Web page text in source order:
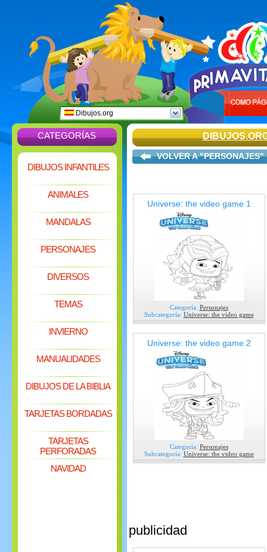
Dibujos.org
CATEGORÍAS
DIBUJOS INFANTILES
ANIMALES
MANDALAS
PERSONAJES
DIVERSOS
TEMAS
INVIERNO
MANUALIDADES
DIBUJOS DE LA BIBLIA
TARJETAS BORDADAS
TARJETAS
PERFORADAS
NAVIDAD
VOLVER A "PERSONAJES"
Universe: the video game 1
Categoría: Personajes
Subcategoría: Universe: the video game
Universe: the video game 2
Categoría: Personajes
Subcategoría: Universe: the video game
publicidad